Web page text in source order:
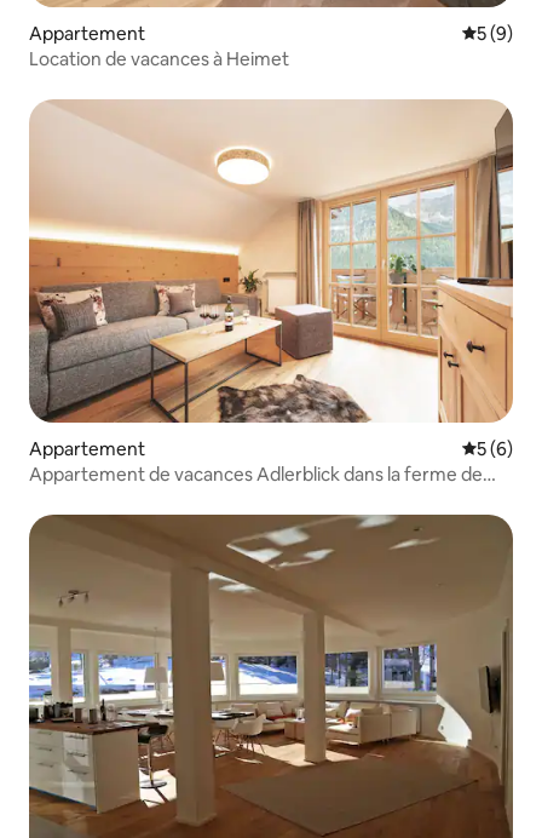
Appartement
5 (9)
Location de vacances à Heimet
Appartement
5 (6)
Appartement de vacances Adlerblick dans la ferme de